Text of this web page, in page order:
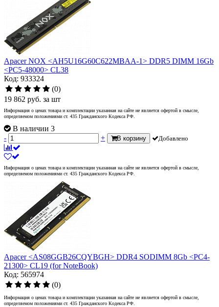
Apacer NOX <AH5U16G60C622MBAA-1> DDR5 DIMM 16Gb
<PC5-48000> CL38
Код: 933324
(0)
19 862 руб. за шт
Информация о ценах товара и комплектации указанная на сайте не является офертой в смысле,
определяемом положениями ст. 435 Гражданского Кодекса РФ.
В наличии 3
-
+ В корзину Добавлено
Информация о ценах товара и комплектации указанная на сайте не является офертой в смысле,
определяемом положениями ст. 435 Гражданского Кодекса РФ.
Apacer <AS08GGB26CQYBGH> DDR4 SODIMM 8Gb <PC4-
21300> CL19 (for NoteBook)
Код: 565974
(0)
Информация о ценах товара и комплектации указанная на сайте не является офертой в смысле,
определяемом положениями ст. 435 Гражданского Кодекса РФ.